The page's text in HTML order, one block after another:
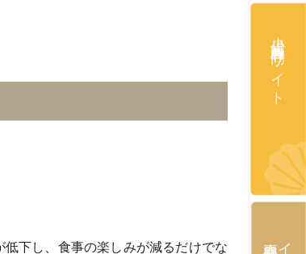
小児歯科専門サイト
下し、食事の楽しみが減るだけでな